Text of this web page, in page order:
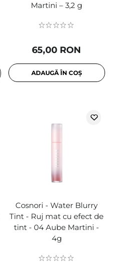
Martini – 3,2 g
65,00 RON
ADAUGĂ ÎN COȘ
Cosnori - Water Blurry
Tint - Ruj mat cu efect de
tint - 04 Aube Martini -
4g